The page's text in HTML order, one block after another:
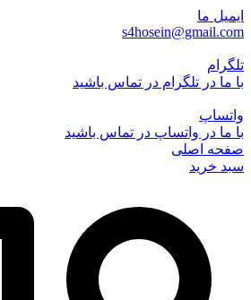
ایمیل ما
s4hosein@gmail.com
تلگرام
با ما در تلگرام در تماس باشید
واتساپ
با ما در واتساپ در تماس باشید
صفحه اصلی
سبد خرید